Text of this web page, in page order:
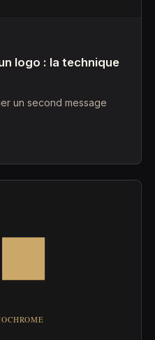
logo : la technique
un second message